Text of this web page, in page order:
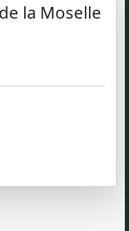
la Moselle